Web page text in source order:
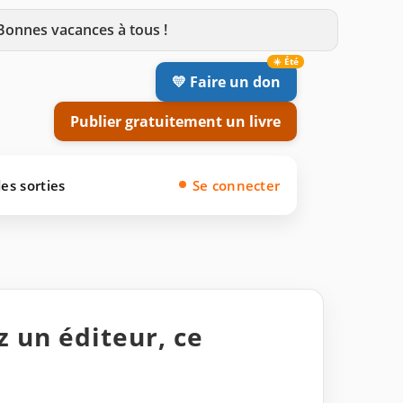
vacances à tous !
💛 Faire un don
Publier gratuitement un livre
sorties Se connecter
un éditeur, ce